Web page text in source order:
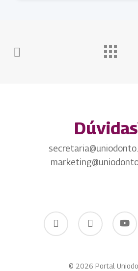
twitter facebook youtube
© 2026 Portal